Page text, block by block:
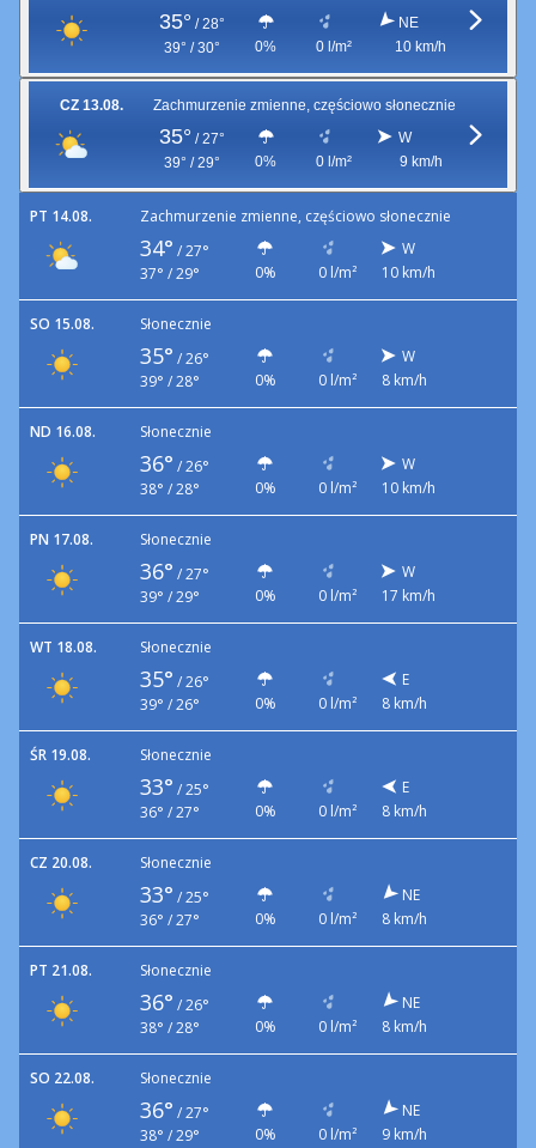
35° / 28°
39° / 30°
0% 0 l/m²
NE
10 km/h
CZ 13.08. Zachmurzenie zmienne, częściowo słonecznie
35° / 27°
39° / 29°
0% 0 l/m²
W
9 km/h
PT 14.08. Zachmurzenie zmienne, częściowo słonecznie
34° / 27°
37° / 29°
0% 0 l/m²
W
10 km/h
SO 15.08. Słonecznie
35° / 26°
39° / 28°
0% 0 l/m²
W
8 km/h
ND 16.08. Słonecznie
36° / 26°
38° / 28°
0% 0 l/m²
W
10 km/h
PN 17.08. Słonecznie
36° / 27°
39° / 29°
0% 0 l/m²
W
17 km/h
WT 18.08. Słonecznie
35° / 26°
39° / 26°
0% 0 l/m²
E
8 km/h
ŚR 19.08. Słonecznie
33° / 25°
36° / 27°
0% 0 l/m²
E
8 km/h
CZ 20.08. Słonecznie
33° / 25°
36° / 27°
0% 0 l/m²
NE
8 km/h
PT 21.08. Słonecznie
36° / 26°
38° / 28°
0% 0 l/m²
NE
8 km/h
SO 22.08. Słonecznie
36° / 27°
38° / 29°
0% 0 l/m²
NE
9 km/h